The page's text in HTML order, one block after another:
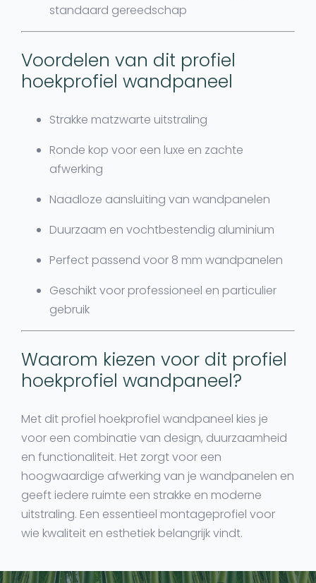
standaard gereedschap
Voordelen van dit profiel
hoekprofiel wandpaneel
Strakke matzwarte uitstraling
Ronde kop voor een luxe en zachte
afwerking
Naadloze aansluiting van wandpanelen
Duurzaam en vochtbestendig aluminium
Perfect passend voor 8 mm wandpanelen
Geschikt voor professioneel en particulier
gebruik
Waarom kiezen voor dit profiel
hoekprofiel wandpaneel?
Met dit profiel hoekprofiel wandpaneel kies je
voor een combinatie van design, duurzaamheid
en functionaliteit. Het zorgt voor een
hoogwaardige afwerking van je wandpanelen en
geeft iedere ruimte een strakke en moderne
uitstraling. Een essentieel montageprofiel voor
wie kwaliteit en esthetiek belangrijk vindt.